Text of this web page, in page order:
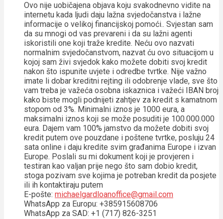
Ovo nije uobičajena objava koju svakodnevno vidite na
internetu kada ljudi daju lažna svjedočanstva i lažne
informacije o velikoj financijskoj pomoći.. Svjestan sam
da su mnogi od vas prevareni i da su lažni agenti
iskoristili one koji traže kredite. Neću ovo nazvati
normalnim svjedočanstvom, nazvat ću ovo situacijom u
kojoj sam živi svjedok kako možete dobiti svoj kredit
nakon što ispunite uvjete i odredbe tvrtke. Nije važno
imate li dobar kreditni rejting ili odobrenje vlade, sve što
vam treba je važeća osobna iskaznica i važeći IBAN broj
kako biste mogli podnijeti zahtjev za kredit s kamatnom
stopom od 3%. Minimalni iznos je 1000 eura, a
maksimalni iznos koji se može posuditi je 100.000.000
eura. Dajem vam 100% jamstvo da možete dobiti svoj
kredit putem ove pouzdane i poštene tvrtke, posluju 24
sata online i daju kredite svim građanima Europe i izvan
Europe. Poslali su mi dokument koji je provjeren i
testiran kao valjan prije nego što sam dobio kredit,
stoga pozivam sve kojima je potreban kredit da posjete
ili ih kontaktiraju putem
E-pošte: michaelgardloanoffice@gmail.com
WhatsApp za Europu: +385915608706
WhatsApp za SAD: +1 (717) 826-3251